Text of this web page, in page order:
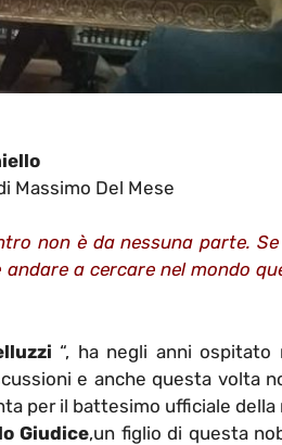
Massimo Del Mese
non è da nessuna parte.
a cercare nel mondo
“, ha negli anni ospitato
e anche questa volta
per il battesimo ufficiale
Giudice,un figlio di questa